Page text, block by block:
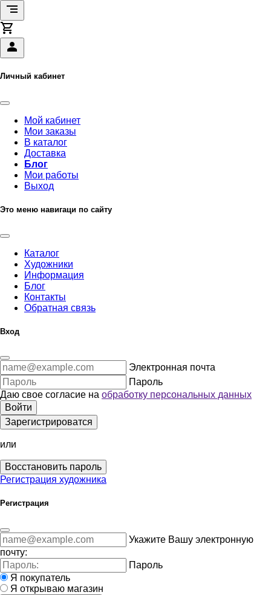
Личный кабинет
Мой кабинет
Мои заказы
В каталог
Доставка
Блог
Мои работы
Выход
Это меню навигаци по сайту
Каталог
Художники
Информация
Блог
Контакты
Обратная связь
Вход
Электронная почта
Пароль
Даю свое согласие на обработку персональных данных
Войти
Зарегистрироватся
или
Восстановить пароль
Регистрация художника
Регистрация
Укажите Вашу электронную
почту:
Пароль
Я покупатель
Я открываю магазин